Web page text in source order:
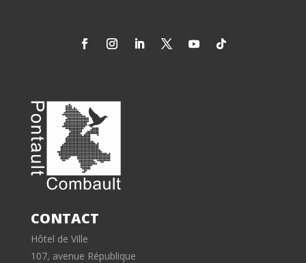
CONTACT
Hôtel de Ville
107, avenue République